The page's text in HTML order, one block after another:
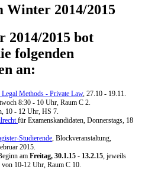
Winter 2014/2015
2014/2015 bot
folgenden
an:
Methods - Private Law, 27.10 - 19.11.
8:30 - 10 Uhr, Raum C 2.
10 - 12 Uhr, HS 7.
für Examenskandidaten, Donnerstags, 18
Studierende , Blockveranstaltung,
2015.
am Freitag, 30.1.15 - 13.2.15 , jeweils
10-12 Uhr, Raum C 10.